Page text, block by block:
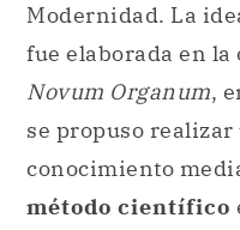
Modernidad. La
fue elaborada en la
Novum Organum,
se propuso
conocimiento
método científico